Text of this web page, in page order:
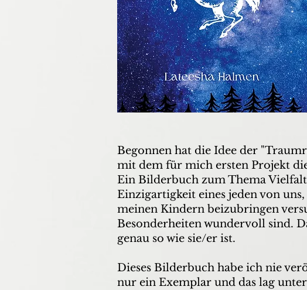
Begonnen hat die Idee der
mit dem für mich ersten Projekt
Ein Bilderbuch zum Thema
Einzigartigkeit eines jeden von
meinen Kindern beizubringen
Besonderheiten wundervoll sind.
genau so wie sie/er ist.
Dieses Bilderbuch habe ich nie
nur ein Exemplar und das lag